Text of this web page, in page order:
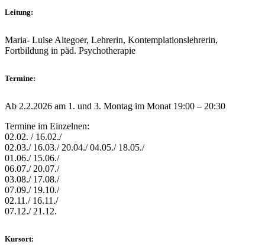
Leitung:
Maria- Luise Altegoer, Lehrerin, Kontemplationslehrerin,
Fortbildung in päd. Psychotherapie
Termine:
Ab 2.2.2026 am 1. und 3. Montag im Monat 19:00 – 20:30
Termine im Einzelnen:
02.02. / 16.02./
02.03./ 16.03./ 20.04./ 04.05./ 18.05./
01.06./ 15.06./
06.07./ 20.07./
03.08./ 17.08./
07.09./ 19.10./
02.11./ 16.11./
07.12./ 21.12.
Kursort: